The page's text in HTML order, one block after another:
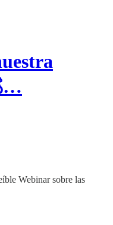
Webinar sobre las